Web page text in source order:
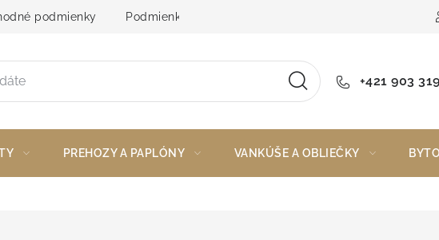
podmienky Podmienky ochrany osobných údajov Reklamačný
+421 903
PREHOZY A PAPLÓNY VANKÚŠE A OBLIEČKY